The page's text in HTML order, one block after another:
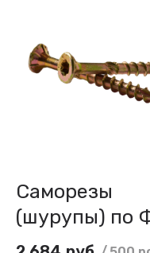
Саморезы
(шурупы) по
4х40 мм с